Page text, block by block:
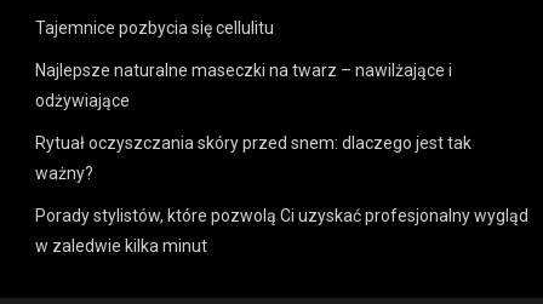
Tajemnice pozbycia się cellulitu
Najlepsze naturalne maseczki na twarz – nawilżające i
odżywiające
Rytuał oczyszczania skóry przed snem: dlaczego jest tak
ważny?
Porady stylistów, które pozwolą Ci uzyskać profesjonalny wygląd
w zaledwie kilka minut